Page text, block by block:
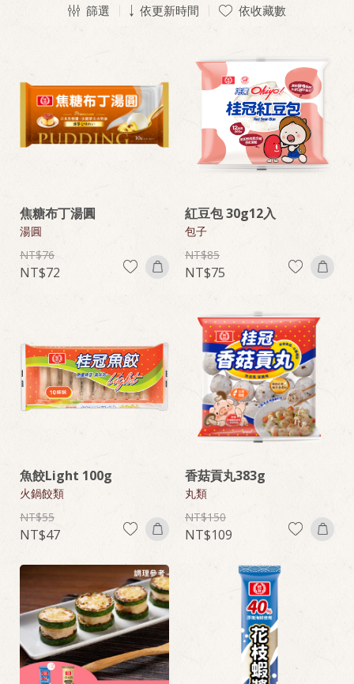
篩選
依更新時間 依收藏數
焦糖布丁湯圓
湯圓
76
72
紅豆包 30g12入
包子
85
75
魚餃Light 100g
火鍋餃類
55
47
香菇貢丸383g
丸類
150
109